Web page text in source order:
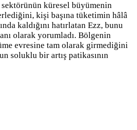
küresel büyümenin
kişi başına tüketimin hâlâ
kaldığını hatırlatan Ezz, bunu
olarak yorumladı. Bölgenin
evresine tam olarak girmediğini
soluklu bir artış patikasının